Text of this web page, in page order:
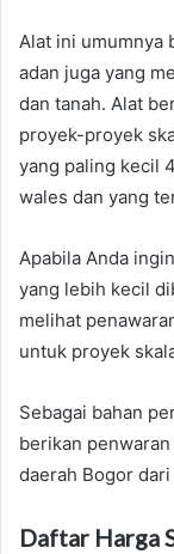
Alat ini umumnya
adan juga yang
dan tanah. Alat
proyek-proyek
yang paling kecil
wales dan yang
Apabila Anda
yang lebih kecil
melihat
untuk proyek
Sebagai bahan
berikan
daerah Bogor dari
Daftar Harga